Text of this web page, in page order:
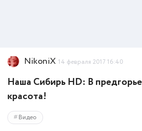
NikoniX 14 февраля 2017 16:40
Наша Сибирь HD: В
красота!
Видео